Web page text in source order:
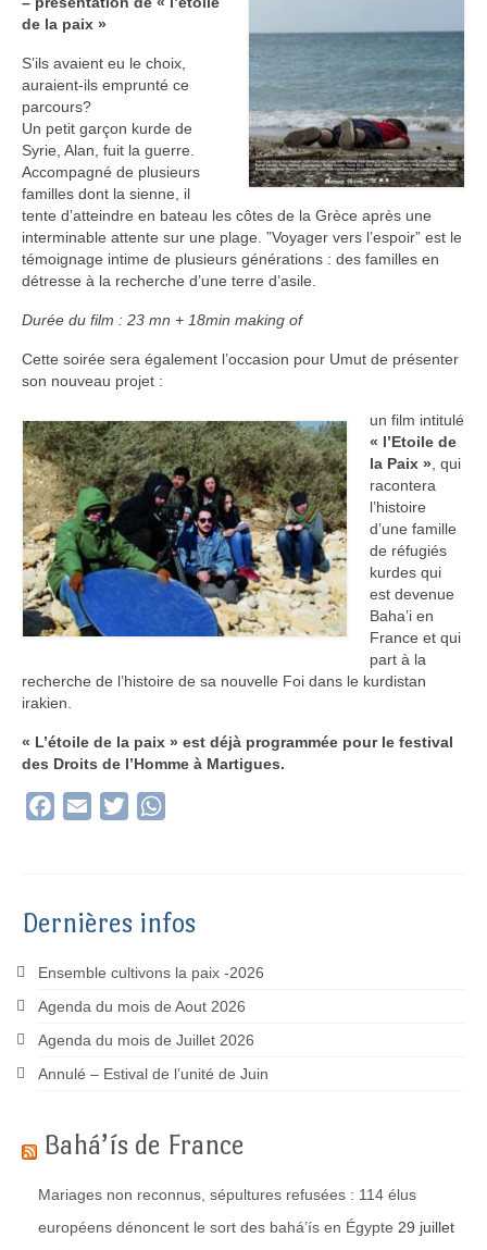
de la paix »
S’ils avaient eu le choix,
auraient-ils emprunté ce
parcours?
Un petit garçon kurde de
Syrie, Alan, fuit la guerre.
Accompagné de plusieurs
familles dont la sienne, il
tente d’atteindre en bateau les côtes de la Grèce après une
interminable attente sur une plage. ”Voyager vers l’espoir” est le
témoignage intime de plusieurs générations : des familles en
détresse à la recherche d’une terre d’asile.
Durée du film : 23 mn + 18min making of
Cette soirée sera également l’occasion pour Umut de présenter
son nouveau projet :
un film intitulé
« l’Etoile de
la Paix » , qui
racontera
l’histoire
d’une famille
de réfugiés
kurdes qui
est devenue
Baha’i en
France et qui
part à la
recherche de l’histoire de sa nouvelle Foi dans le kurdistan
irakien.
« L’étoile de la paix » est déjà programmée pour le festival
des Droits de l’Homme à Martigues.
Facebook
Email Twitter
Dernières infos
Ensemble cultivons la paix -2026
Agenda du mois de Aout 2026
Agenda du mois de Juillet 2026
Annulé – Estival de l’unité de Juin
Bahá’ís de France
Mariages non reconnus, sépultures refusées : 114 élus
européens dénoncent le sort des bahá’ís en Égypte 29 juillet